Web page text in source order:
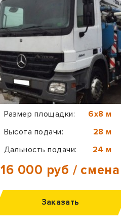
Размер площадки:
6х8 м
Высота подачи:
28 м
Дальность подачи:
24 м
16 000 руб / смена
Заказать